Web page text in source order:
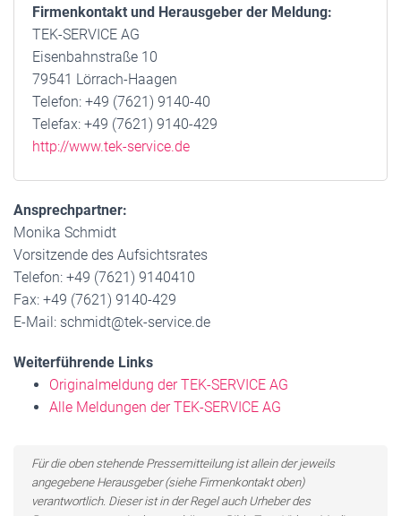
Firmenkontakt und Herausgeber der Meldung:
TEK-SERVICE AG
Eisenbahnstraße 10
79541 Lörrach-Haagen
Telefon: +49 (7621) 9140-40
Telefax: +49 (7621) 9140-429
http://www.tek-service.de
Ansprechpartner:
Monika Schmidt
Vorsitzende des Aufsichtsrates
Telefon: +49 (7621) 9140410
Fax: +49 (7621) 9140-429
E-Mail: schmidt@tek-service.de
Weiterführende Links
Originalmeldung der TEK-SERVICE AG
Alle Meldungen der TEK-SERVICE AG
Für die oben stehende Pressemitteilung ist allein der jeweils
angegebene Herausgeber (siehe Firmenkontakt oben)
verantwortlich. Dieser ist in der Regel auch Urheber des